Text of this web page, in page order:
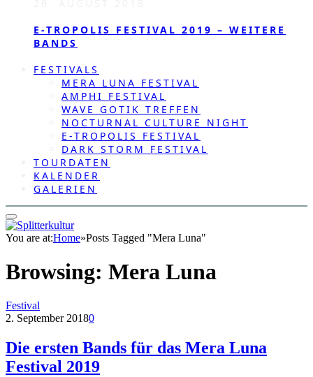
E-TROPOLIS FESTIVAL 2019 – WEITERE
BANDS
FESTIVALS
MERA LUNA FESTIVAL
AMPHI FESTIVAL
WAVE GOTIK TREFFEN
NOCTURNAL CULTURE NIGHT
E-TROPOLIS FESTIVAL
DARK STORM FESTIVAL
TOURDATEN
KALENDER
GALERIEN
You are at:Home»Posts Tagged "Mera Luna"
Browsing: Mera Luna
Festival
2. September 20180
Die ersten Bands für das Mera Luna
Festival 2019